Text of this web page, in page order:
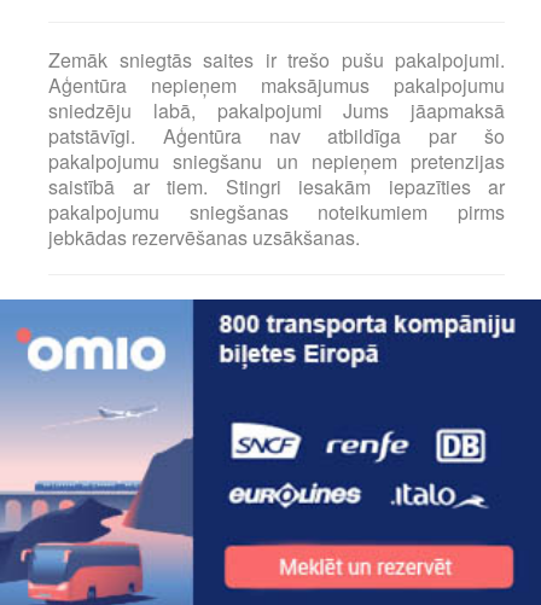
Zemāk sniegtās saites ir trešo pušu pakalpojumi.
Aģentūra nepieņem maksājumus pakalpojumu
sniedzēju labā, pakalpojumi Jums jāapmaksā
patstāvīgi. Aģentūra nav atbildīga par šo
pakalpojumu sniegšanu un nepieņem pretenzijas
saistībā ar tiem. Stingri iesakām iepazīties ar
pakalpojumu sniegšanas noteikumiem pirms
jebkādas rezervēšanas uzsākšanas.